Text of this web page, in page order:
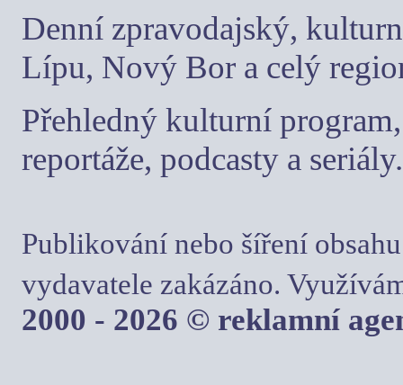
Denní zpravodajský,
Lípu, Nový Bor a celý
Přehledný kulturní
reportáže, podcasty a seriály.
Publikování nebo šíření
vydavatele zakázáno.
2000 - 2026 © reklamní